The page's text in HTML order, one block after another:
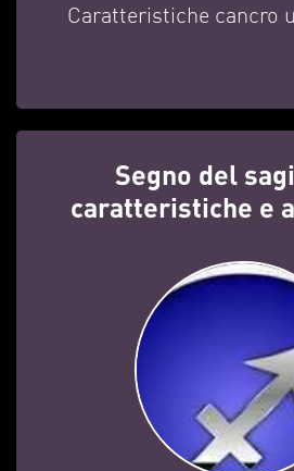
Caratteristiche cancro
Segno del
caratteristiche e